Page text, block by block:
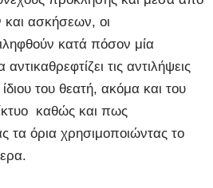
και ασκήσεων, οι
κατά πόσον μία
τις αντιλήψεις
ίδιου του θεατή, ακόμα και του
καθώς και πως
τα όρια χρησιμοποιώντας το